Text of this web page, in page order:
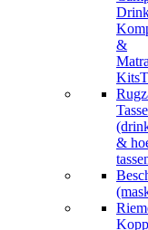
&
Kits
&